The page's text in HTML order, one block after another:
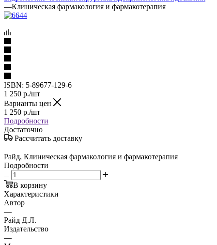
—Клиническая фармакология и фармакотерапия
ISBN: 5-89677-129-6
1 250 р./шт
Варианты цен
1 250 р./шт
Подробности
Достаточно
Рассчитать доставку
Райд, Клиническая фармакология и фармакотерапия
Подробности
В корзину
Характеристики
Автор
—
Райд Д.Л.
Издательство
—